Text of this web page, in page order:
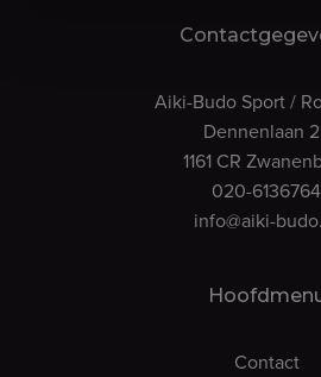
Aiki-Budo Sport /
Dennenlaan
1161 CR
020-6136764
info@aiki-
Contact